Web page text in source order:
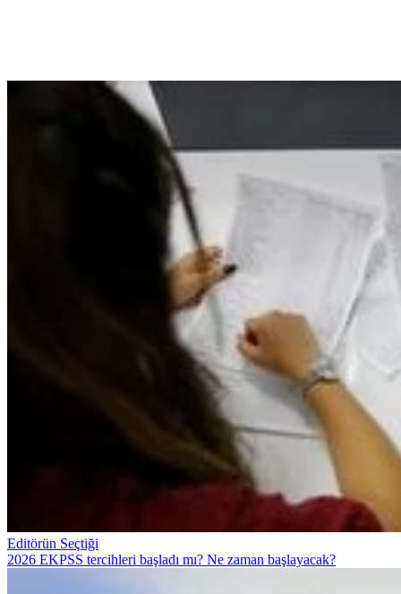
Editörün Seçtiği
2026 EKPSS tercihleri başladı mı? Ne zaman başlayacak?